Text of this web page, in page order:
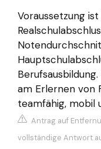
Voraussetzung
am Erlernen von
teamfähig, mobil
Antrag auf
vollständige Antwort